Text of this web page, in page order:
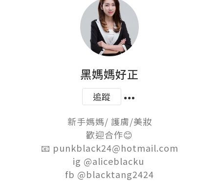
黑媽媽好正
追蹤
新手媽媽/ 護膚/美妝
歡迎合作😊
📧 punkblack24@hotmail.com
ig @aliceblacku
fb @blacktang2424